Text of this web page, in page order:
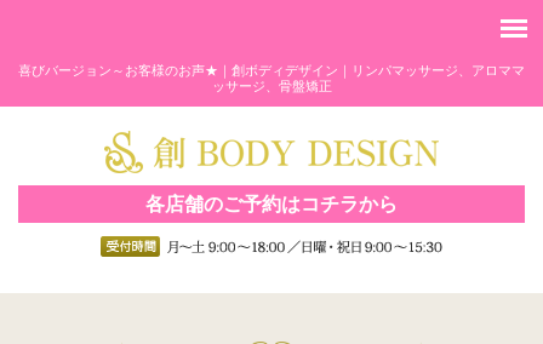
喜びバージョン～お客様のお声★｜創ボディデザイン｜リンパマッサージ、アロママ
ッサージ、骨盤矯正
各店舗のご予約はコチラから